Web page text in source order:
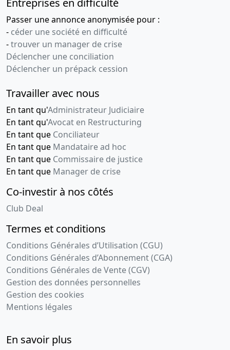
Entreprises en difficulté
Passer une annonce anonymisée pour :
- céder une société en difficulté
-trouver un manager de crise
Déclencher une conciliation
Déclencher un prépack cession
Travailler avec nous
En tant qu'Administrateur Judiciaire
En tant qu'Avocat en Restructuring
En tant que Conciliateur
En tant que Mandataire ad hoc
En tant que Commissaire de justice
En tant que Manager de crise
Co-investir à nos côtés
Club Deal
Termes et conditions
Conditions Générales d’Utilisation (CGU)
Conditions Générales d’Abonnement (CGA)
Conditions Générales de Vente (CGV)
Gestion des données personnelles
Gestion des cookies
Mentions légales
En savoir plus